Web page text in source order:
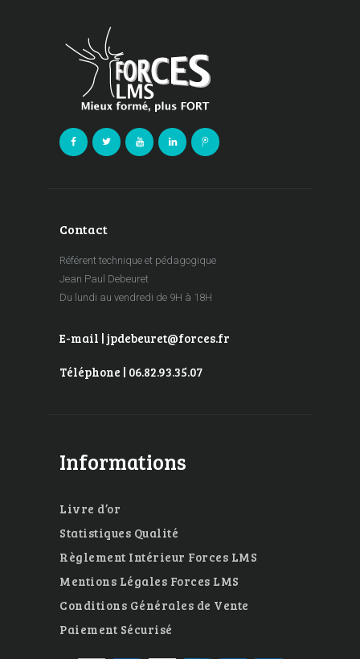
Contact
Référent technique et pédagogique
Jean Paul Debeuret
Du lundi au vendredi de 9H à 18H
E-mail | jpdebeuret@forces.fr
Téléphone | 06.82.93.35.07
Informations
Livre d’or
Statistiques Qualité
Règlement Intérieur Forces LMS
Mentions Légales Forces LMS
Conditions Générales de Vente
Paiement Sécurisé